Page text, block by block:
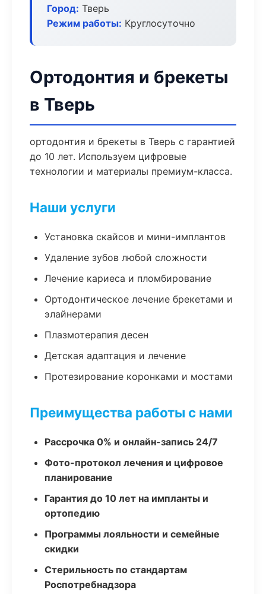
Город: Тверь
Режим работы: Круглосуточно
Ортодонтия и брекеты
в Тверь
ортодонтия и брекеты в Тверь с гарантией
до 10 лет. Используем цифровые
технологии и материалы премиум-класса.
Наши услуги
Установка скайсов и мини-имплантов
Удаление зубов любой сложности
Лечение кариеса и пломбирование
Ортодонтическое лечение брекетами и
элайнерами
Плазмотерапия десен
Детская адаптация и лечение
Протезирование коронками и мостами
Преимущества работы с нами
Рассрочка 0% и онлайн-запись 24/7
Фото-протокол лечения и цифровое
планирование
Гарантия до 10 лет на импланты и
ортопедию
Программы лояльности и семейные
скидки
Стерильность по стандартам
Роспотребнадзора